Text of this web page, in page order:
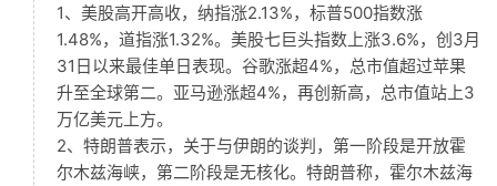
1、美股高开高收，纳指涨2.13%，标普500指数涨
1.48%，道指涨1.32%。美股七巨头指数上涨3.6%，创3月
31日以来最佳单日表现。谷歌涨超4%，总市值超过苹果
升至全球第二。亚马逊涨超4%，再创新高，总市值站上3
万亿美元上方。
2、特朗普表示，关于与伊朗的谈判，第一阶段是开放霍
尔木兹海峡，第二阶段是无核化。特朗普称，霍尔木兹海